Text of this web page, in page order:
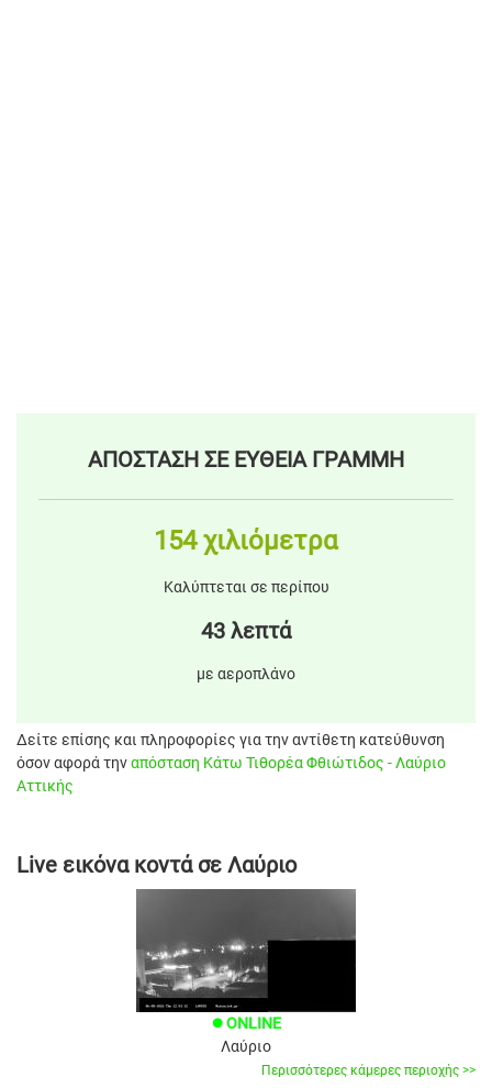
ΑΠΟΣΤΑΣΗ ΣΕ ΕΥΘΕΙΑ ΓΡΑΜΜΗ
154 χιλιόμετρα
Καλύπτεται σε περίπου
43 λεπτά
με αεροπλάνο
Δείτε επίσης και πληροφορίες για την αντίθετη κατεύθυνση
όσον αφορά τηναπόσταση Κάτω Τιθορέα Φθιώτιδος - Λαύριο
Αττικής
Live εικόνα κοντά σε Λαύριο
brightness_1 ONLINE
Λαύριο
Περισσότερες κάμερες περιοχής >>